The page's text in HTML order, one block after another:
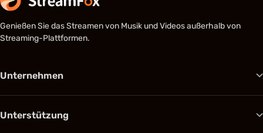
Genießen Sie das Streamen von Musik und Videos außerhalb von
Streaming-Plattformen.
Unternehmen
Unterstützung